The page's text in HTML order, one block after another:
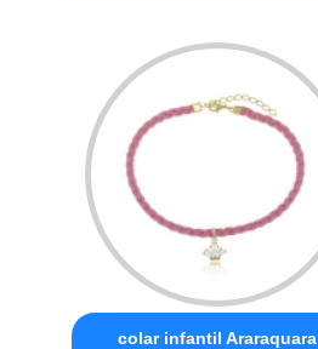
colar infantil Araraquara